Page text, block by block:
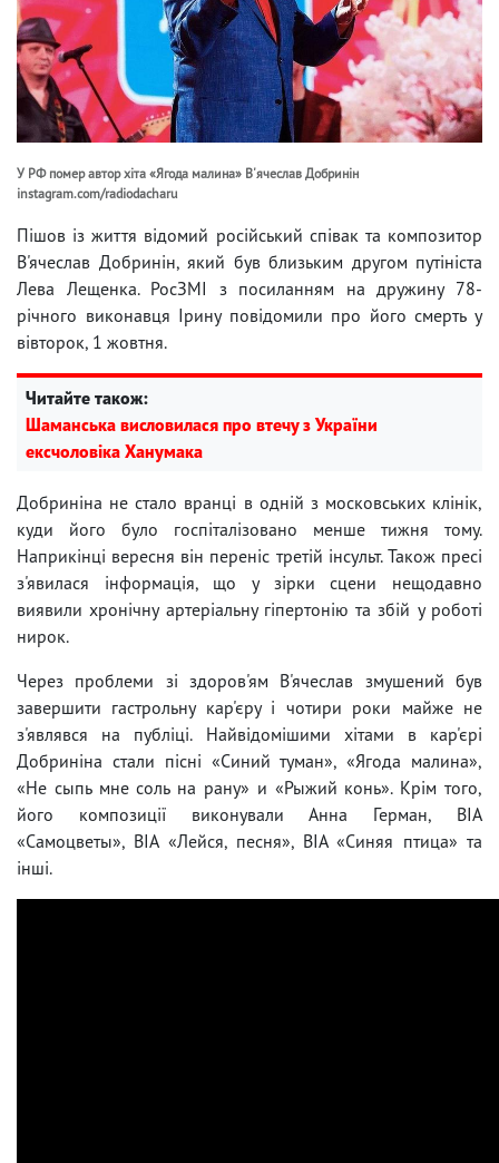
У РФ помер автор хіта «Ягода малина» В'ячеслав Добринін
instagram.com/radiodacharu
Пішов із життя відомий російський співак та композитор
В'ячеслав Добринін, який був близьким другом путініста
Лева Лещенка. РосЗМІ з посиланням на дружину 78-
річного виконавця Ірину повідомили про його смерть у
вівторок, 1 жовтня.
Читайте також:
Шаманська висловилася про втечу з України
ексчоловіка Ханумака
Добриніна не стало вранці в одній з московських клінік,
куди його було госпіталізовано менше тижня тому.
Наприкінці вересня він переніс третій інсульт. Також пресі
з'явилася інформація, що у зірки сцени нещодавно
виявили хронічну артеріальну гіпертонію та збій у роботі
нирок.
Через проблеми зі здоров'ям В'ячеслав змушений був
завершити гастрольну кар'єру і чотири роки майже не
з'являвся на публіці. Найвідомішими хітами в кар'єрі
Добриніна стали пісні «Синий туман», «Ягода малина»,
«Не сыпь мне соль на рану» и «Рыжий конь». Крім того,
його композиції виконували Анна Герман, ВІА
«Самоцветы», ВІА «Лейся, песня», ВІА «Синяя птица» та
інші.